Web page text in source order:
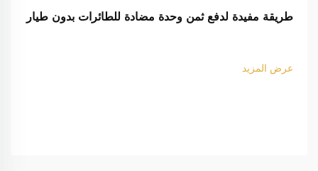
طريقة مفيدة لدفع ثمن وحدة مضادة للطائرات بدون طيار
عرض المزيد